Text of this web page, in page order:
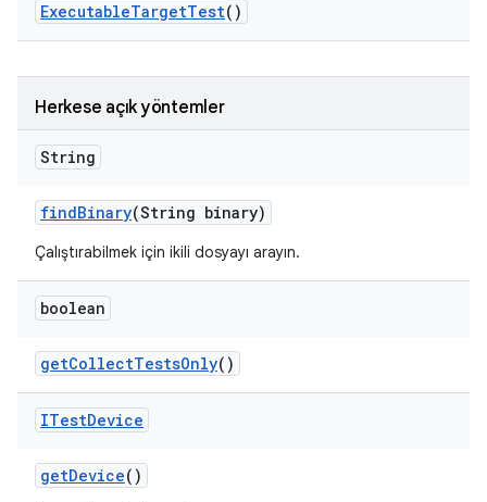
ExecutableTargetTest()
Herkese açık yöntemler
String
findBinary(String binary)
Çalıştırabilmek için ikili dosyayı arayın.
boolean
getCollectTestsOnly()
ITestDevice
getDevice()